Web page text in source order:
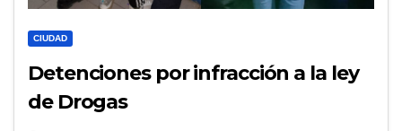
CIUDAD
Detenciones por infracción a la ley
de Drogas